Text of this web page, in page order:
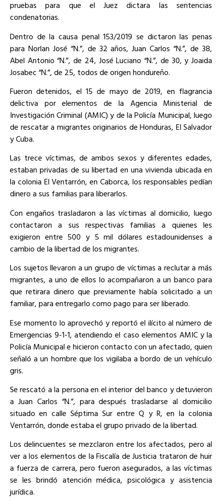
pruebas para que el Juez dictara las sentencias
condenatorias.
Dentro de la causa penal 153/2019 se dictaron las penas
para Norlan José “N.”, de 32 años, Juan Carlos “N.”, de 38,
Abel Antonio “N.”, de 24, José Luciano “N.”, de 30, y Joaida
Josabec “N.”, de 25, todos de origen hondureño.
Fueron detenidos, el 15 de mayo de 2019, en flagrancia
delictiva por elementos de la Agencia Ministerial de
Investigación Criminal (AMIC) y de la Policía Municipal, luego
de rescatar a migrantes originarios de Honduras, El Salvador
y Cuba.
Las trece víctimas, de ambos sexos y diferentes edades,
estaban privadas de su libertad en una vivienda ubicada en
la colonia El Ventarrón, en Caborca, los responsables pedían
dinero a sus familias para liberarlos.
Con engaños trasladaron a las víctimas al domicilio, luego
contactaron a sus respectivas familias a quienes les
exigieron entre 500 y 5 mil dólares estadounidenses a
cambio de la libertad de los migrantes.
Los sujetos llevaron a un grupo de víctimas a reclutar a más
migrantes, a uno de ellos lo acompañaron a un banco para
que retirara dinero que previamente había solicitado a un
familiar, para entregarlo como pago para ser liberado.
Ese momento lo aprovechó y reportó el ilícito al número de
Emergencias 9-1-1, atendiendo el caso elementos AMIC y la
Policía Municipal e hicieron contacto con un afectado, quien
señaló a un hombre que los vigilaba a bordo de un vehículo
gris.
Se rescató a la persona en el interior del banco y detuvieron
a Juan Carlos “N.”, para después trasladarse al domicilio
situado en calle Séptima Sur entre Q y R, en la colonia
Ventarrón, donde estaba el grupo privado de la libertad.
Los delincuentes se mezclaron entre los afectados, pero al
ver a los elementos de la Fiscalía de Justicia trataron de huir
a fuerza de carrera, pero fueron asegurados, a las víctimas
se les brindó atención médica, psicológica y asistencia
jurídica.